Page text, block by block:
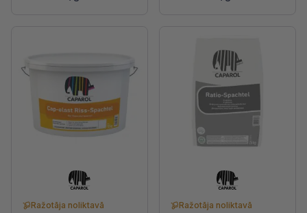
Ražotāja noliktavā Ražotāja noliktavā